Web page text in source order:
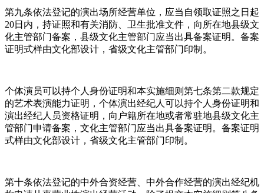
第九条依法登记的演出场所经营单位，应当自领取证照之日起
20日内，持证照和有关消防、卫生批准文件，向所在地县级文
化主管部门备案，县级文化主管部门应当出具备案证明。备案
证明式样由文化部设计，省级文化主管部门印制。
个体演员可以持个人身份证明和本实施细则第七条第二款规定
的艺术表演能力证明，个体演出经纪人可以持个人身份证明和
演出经纪人员资格证明，向户籍所在地或者常驻地县级文化主
管部门申请备案，文化主管部门应当出具备案证明。备案证明
式样由文化部设计，省级文化主管部门印制。
第十条依法登记的中外合资经营、中外合作经营的演出经纪机